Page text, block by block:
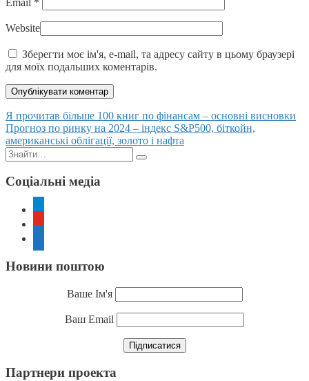
Website
Зберегти моє ім'я, e-mail, та адресу сайту в цьому браузері
для моїх подальших коментарів.
Posts
navigation
Я прочитав більше 100 книг по фінансам – основні висновки
Прогноз по ринку на 2024 – індекс S&P500, біткойн,
американські облігації, золото і нафта
Пошук:
Соціальні медіа
Новини поштою
Ваше Ім'я
Ваш Email
Партнери проекта